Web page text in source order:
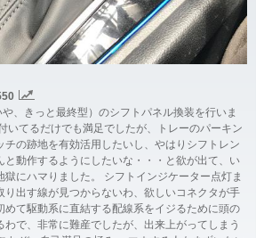
、きっと最終型）のシフトパネル換装を行いま
いてるだけでも満足でしたが、トレーのパーキン
チの跡地を有効活用したいし、やはりシフトレン
と動作するようにしたいな・・・と欲が出て、い
獄にハマりました。 シフトインジケーター点灯ま
り出す線が見つからないわ、欲しいコネクタが手
めて駆動系に直結する配線系をイジるために頭の
わで、非常に難産でしたが、出来上がってしまう